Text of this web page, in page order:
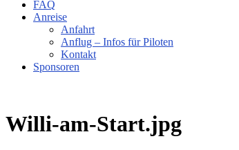
FAQ
Anreise
Anfahrt
Anflug – Infos für Piloten
Kontakt
Sponsoren
Willi-am-Start.jpg